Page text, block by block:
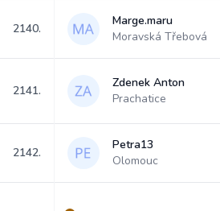
2140.
Marge.maru
Moravská Třebová
2141.
Zdenek Anton
Prachatice
2142.
Petra13
Olomouc